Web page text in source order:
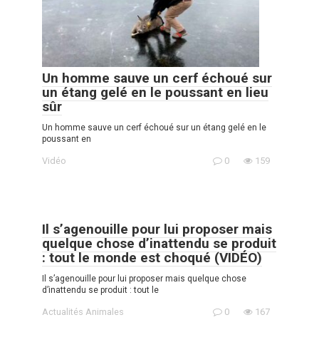
Un homme sauve un cerf échoué sur
un étang gelé en le poussant en lieu
sûr
Un homme sauve un cerf échoué sur un étang gelé en le
poussant en
Vidéo 0 159
Il s’agenouille pour lui proposer mais
quelque chose d’inattendu se produit
: tout le monde est choqué (VIDÉO)
Il s’agenouille pour lui proposer mais quelque chose
d’inattendu se produit : tout le
Actualités Animales 0 167